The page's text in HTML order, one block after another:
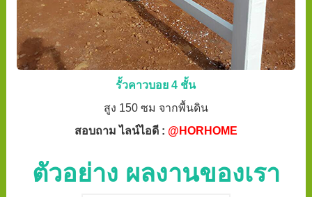
รั้วคาวบอย 4 ชั้น
สูง 150 ซม จากพื้นดิน
สอบถาม ไลน์ไอดี : @HORHOME
ตัวอย่าง ผลงานของเรา